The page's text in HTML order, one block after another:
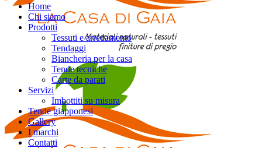
Home
Chi siamo
Prodotti
Tessuti e arredamento
Tendaggi
Biancheria per la casa
Tende tecniche
Carte da parati
Servizi
Imbottiti su misura
Tende giapponesi
Gallery
I marchi
Contatti